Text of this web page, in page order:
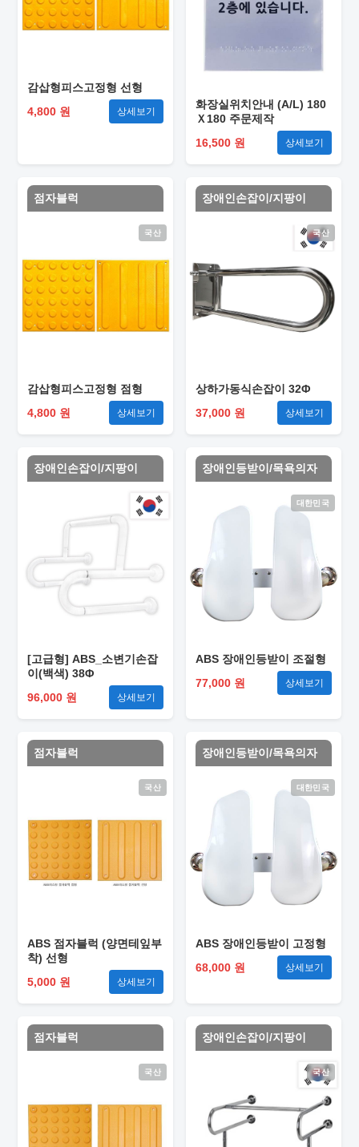
감삽형피스고정형 선형
4,800 원
상세보기
화장실위치안내 (A/L) 180
Ｘ180 주문제작
16,500 원
상세보기
점자블럭
국산
감삽형피스고정형 점형
4,800 원
상세보기
장애인손잡이/지팡이
국산
상하가동식손잡이 32Φ
37,000 원
상세보기
장애인손잡이/지팡이
[고급형] ABS_소변기손잡
이(백색) 38Φ
96,000 원
상세보기
장애인등받이/목욕의자
대한민국
ABS 장애인등받이 조절형
77,000 원
상세보기
점자블럭
국산
ABS 점자블럭 (양면테잎부
착) 선형
5,000 원
상세보기
장애인등받이/목욕의자
대한민국
ABS 장애인등받이 고정형
68,000 원
상세보기
점자블럭
국산
장애인손잡이/지팡이
국산